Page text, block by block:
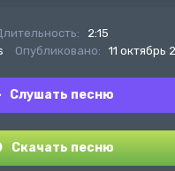
2:15
Опубликовано: 11 октябрь
Слушать песню
Скачать песню